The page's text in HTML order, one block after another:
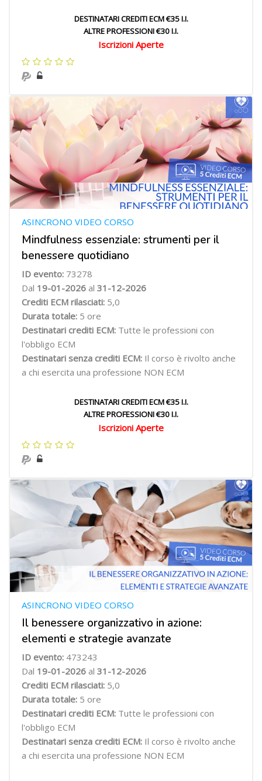
DESTINATARI CREDITI ECM €35 I.I.
ALTRE PROFESSIONI €30 I.I.
Iscrizioni Aperte
Mindfulness essenziale: strumenti per il
benessere quotidiano
ASINCRONO VIDEO CORSO
ID evento: 73278
Dal 19-01-2026 al 31-12-2026
Crediti ECM rilasciati: 5,0
Durata totale: 5 ore
Destinatari crediti ECM: Tutte le professioni con
l'obbligo ECM
Destinatari senza crediti ECM: Il corso è rivolto anche
a chi esercita una professione NON ECM
DESTINATARI CREDITI ECM €35 I.I.
ALTRE PROFESSIONI €30 I.I.
Iscrizioni Aperte
Il benessere organizzativo in azione:
elementi e strategie avanzate
ASINCRONO VIDEO CORSO
ID evento: 473243
Dal 19-01-2026 al 31-12-2026
Crediti ECM rilasciati: 5,0
Durata totale: 5 ore
Destinatari crediti ECM: Tutte le professioni con
l'obbligo ECM
Destinatari senza crediti ECM: Il corso è rivolto anche
a chi esercita una professione NON ECM